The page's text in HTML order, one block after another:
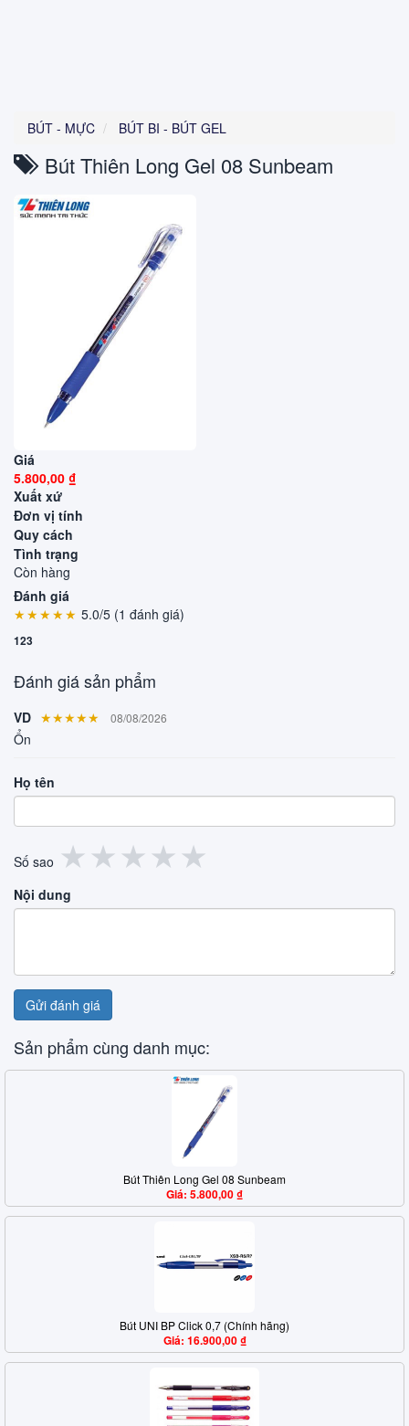
BÚT - MỰC BÚT BI - BÚT GEL
Bút Thiên Long Gel 08 Sunbeam
Giá
5.800,00 ₫
Xuất xứ
Đơn vị tính
Quy cách
Tình trạng
Còn hàng
Đánh giá
★★★★★ 5.0/5 (1 đánh giá)
123
Đánh giá sản phẩm
VD ★★★★★ 08/08/2026
Ổn
Họ tên
Số sao 5
★
4
★
3
★
2
★
1
★
Nội dung
Gửi đánh giá
Sản phẩm cùng danh mục:
Bút Thiên Long Gel 08 Sunbeam
Giá: 5.800,00 ₫
Bút UNI BP Click 0,7 (Chính hãng)
Giá: 16.900,00 ₫